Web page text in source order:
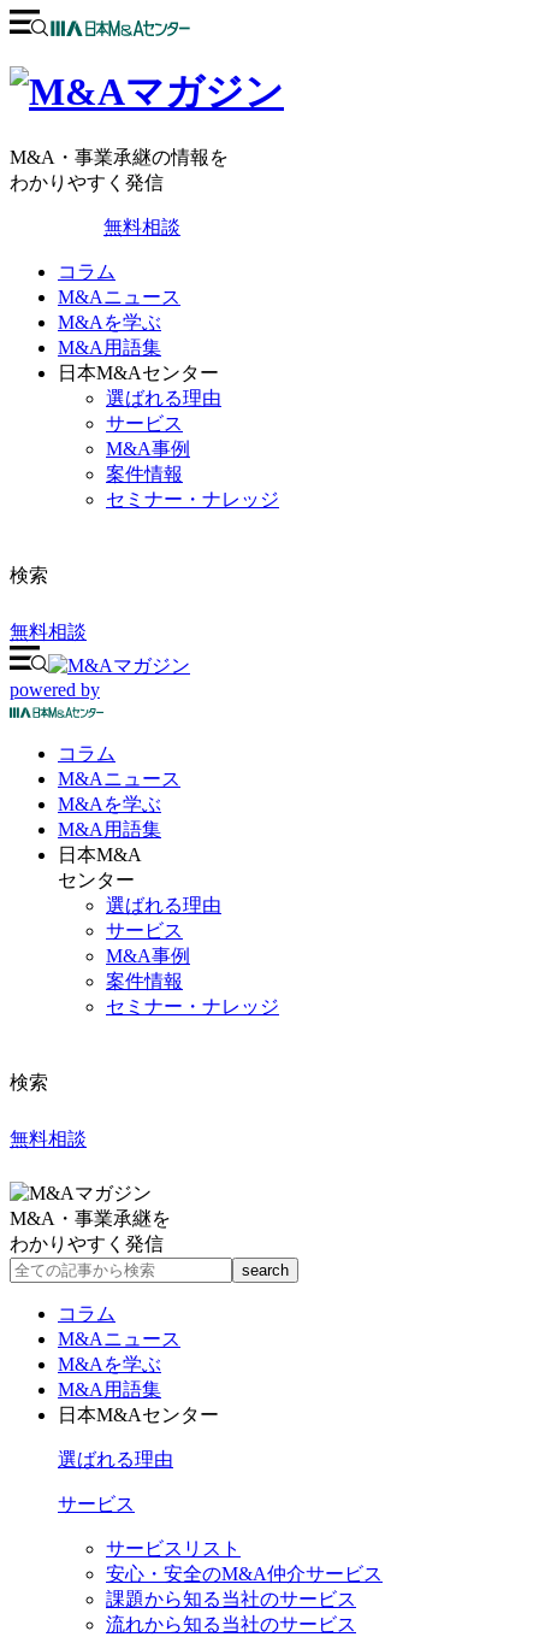
M&A・事業承継の情報を
わかりやすく発信
無料相談
コラム
M&Aニュース
M&Aを学ぶ
M&A用語集
日本M&Aセンター
選ばれる理由
サービス
M&A事例
案件情報
セミナー・ナレッジ
検索
無料相談
powered by
コラム
M&Aニュース
M&Aを学ぶ
M&A 用語集
日本M&A
センター
選ばれる理由
サービス
M&A事例
案件情報
セミナー・ナレッジ
検索
無料相談
M&A・事業承継を
わかりやすく発信
コラム
M&Aニュース
M&Aを学ぶ
M&A用語集
日本M&Aセンター
選ばれる理由
サービス
サービスリスト
安心・安全のM&A仲介サービス
課題から知る当社のサービス
流れから知る当社のサービス